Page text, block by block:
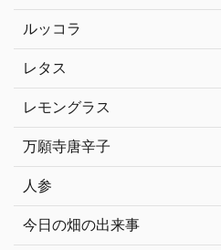
ルッコラ
レタス
レモングラス
万願寺唐辛子
人参
今日の畑の出来事